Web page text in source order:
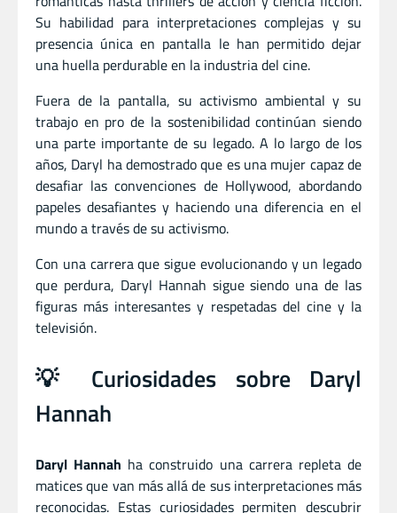
Su habilidad para interpretaciones complejas y su
presencia única en pantalla le han permitido dejar
una huella perdurable en la industria del cine.
Fuera de la pantalla, su activismo ambiental y su
trabajo en pro de la sostenibilidad continúan siendo
una parte importante de su legado. A lo largo de los
años, Daryl ha demostrado que es una mujer capaz de
desafiar las convenciones de Hollywood, abordando
papeles desafiantes y haciendo una diferencia en el
mundo a través de su activismo.
Con una carrera que sigue evolucionando y un legado
que perdura, Daryl Hannah sigue siendo una de las
figuras más interesantes y respetadas del cine y la
televisión.
💡 Curiosidades sobre Daryl
Hannah
Daryl Hannah ha construido una carrera repleta de
matices que van más allá de sus interpretaciones más
reconocidas. Estas curiosidades permiten descubrir